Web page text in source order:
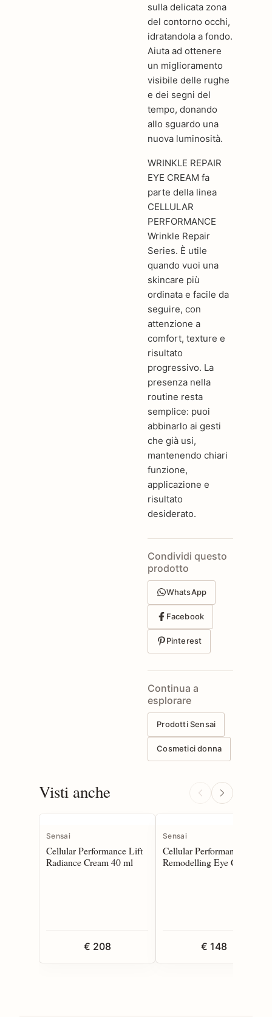
sulla delicata zona
del contorno occhi,
idratandola a fondo.
Aiuta ad ottenere
un miglioramento
visibile delle rughe
e dei segni del
tempo, donando
allo sguardo una
nuova luminosità.
WRINKLE REPAIR
EYE CREAM fa
parte della linea
CELLULAR
PERFORMANCE
Wrinkle Repair
Series. È utile
quando vuoi una
skincare più
ordinata e facile da
seguire, con
attenzione a
comfort, texture e
risultato
progressivo. La
presenza nella
routine resta
semplice: puoi
abbinarlo ai gesti
che già usi,
mantenendo chiari
funzione,
applicazione e
risultato
desiderato.
Condividi questo
prodotto
WhatsApp
Facebook
Pinterest
Continua a
esplorare
Prodotti Sensai
Cosmetici donna
Visti anche
Sensai
Cellular Performance Lift
Radiance Cream 40 ml
€ 208
Sensai
Cellular Performance Lift
Remodelling Eye Cream
€ 148